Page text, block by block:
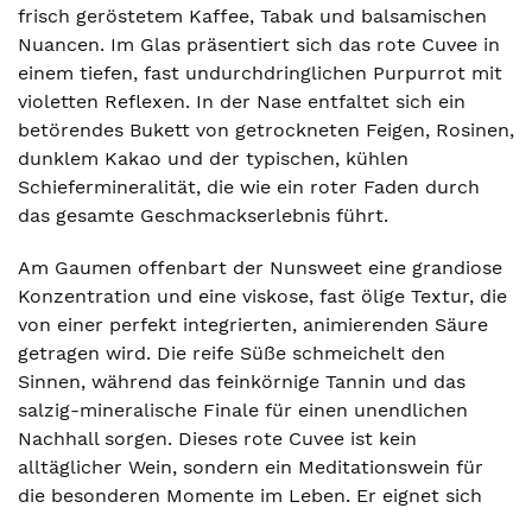
frisch geröstetem Kaffee, Tabak und balsamischen
Nuancen. Im Glas präsentiert sich das rote Cuvee in
einem tiefen, fast undurchdringlichen Purpurrot mit
violetten Reflexen. In der Nase entfaltet sich ein
betörendes Bukett von getrockneten Feigen, Rosinen,
dunklem Kakao und der typischen, kühlen
Schiefermineralität, die wie ein roter Faden durch
das gesamte Geschmackserlebnis führt.
Am Gaumen offenbart der Nunsweet eine grandiose
Konzentration und eine viskose, fast ölige Textur, die
von einer perfekt integrierten, animierenden Säure
getragen wird. Die reife Süße schmeichelt den
Sinnen, während das feinkörnige Tannin und das
salzig-mineralische Finale für einen unendlichen
Nachhall sorgen. Dieses rote Cuvee ist kein
alltäglicher Wein, sondern ein Meditationswein für
die besonderen Momente im Leben. Er eignet sich